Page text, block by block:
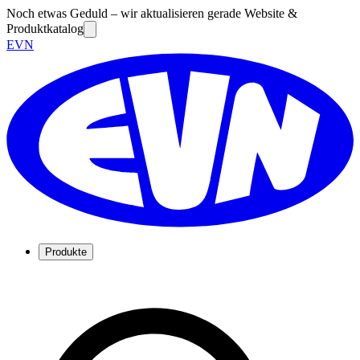
Noch etwas Geduld – wir aktualisieren gerade Website &
Produktkatalog
EVN
Produkte